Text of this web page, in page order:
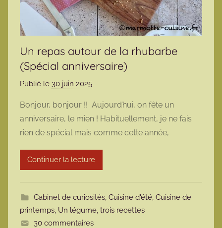
Un repas autour de la rhubarbe
(Spécial anniversaire)
Publié le 30 juin 2025
r
m
a
r
m
t
e
Bonjour, bonjour !! Aujourd’hui, on fête un
anniversaire, le mien ! Habituellement, je ne fais
rien de spécial mais comme cette année,
Continuer la lecture
Cabinet de curiosités, Cuisine d'été, Cuisine de
printemps, Un légume, trois recettes
30 commentaires